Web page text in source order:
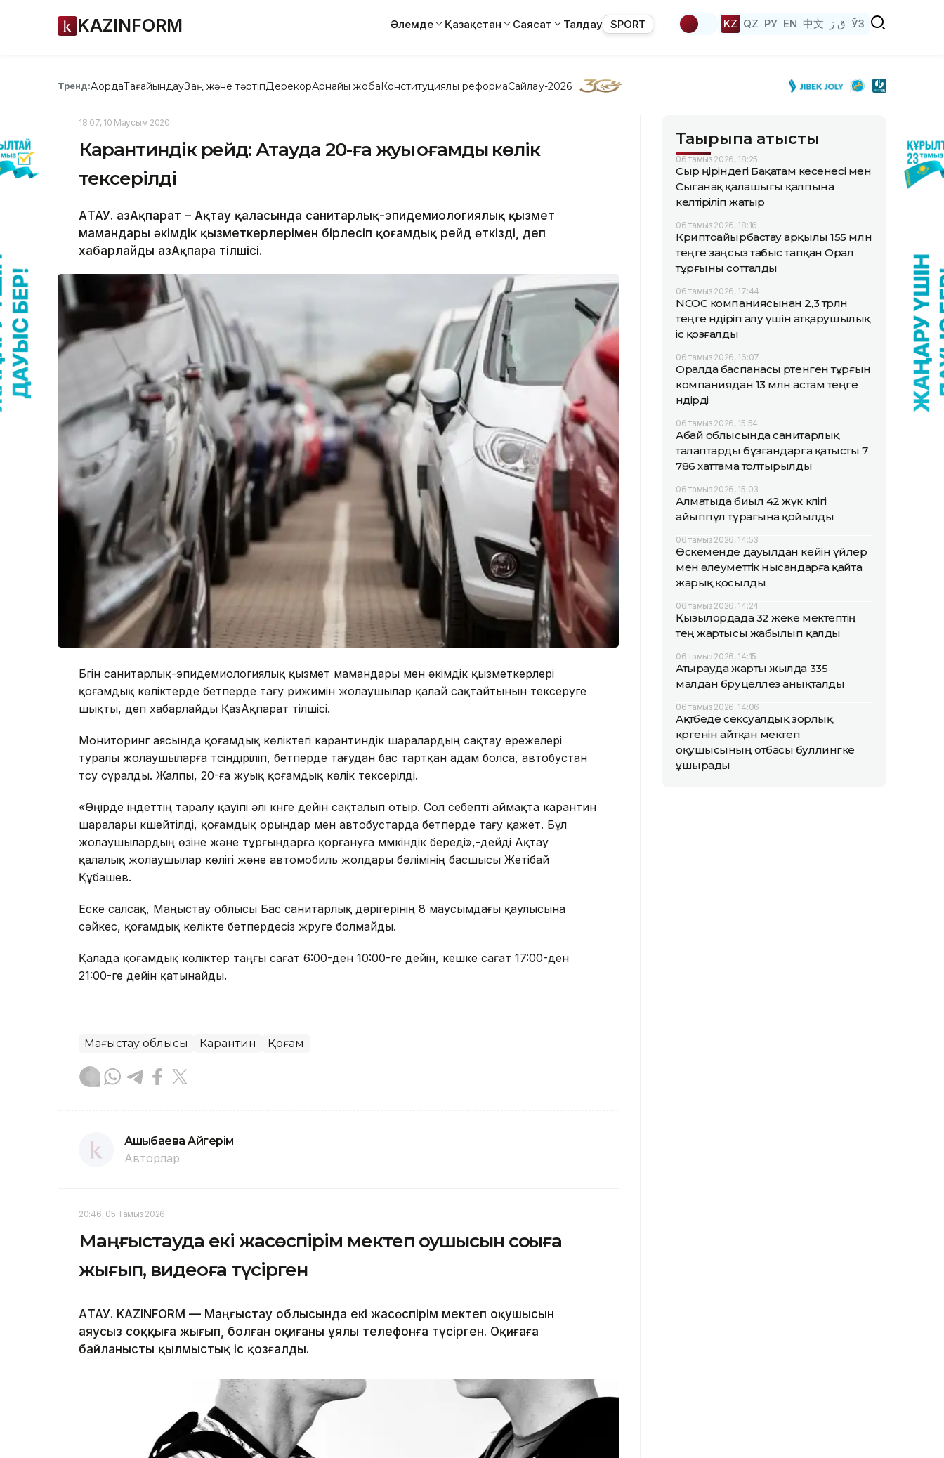
KAZINFORM Әлемде Қазақстан Саясат Талдау SPORT KZ QZ РУ EN 中文 ق ز ЎЗ
Тренд:АқордаТағайындауЗаң және тәртіпДерекқорАрнайы жобаКонституциялық реформаСайлау-2026
18:07, 10 Маусым 2020
Карантиндік рейд: Ақтауда 20-ға жуық қоғамдық көлік
тексерілді
АҚТАУ. ҚазАқпарат – Ақтау қаласында санитарлық-эпидемиологиялық қызмет
мамандары әкімдік қызметкерлерімен бірлесіп қоғамдық рейд өткізді, деп
хабарлайды ҚазАқпара тілшісі.
Бүгін санитарлық-эпидемиологиялық қызмет мамандары мен әкімдік қызметкерлері
қоғамдық көліктерде бетперде тағу рижимін жолаушылар қалай сақтайтынын тексеруге
шықты, деп хабарлайды ҚазАқпарат тілшісі.
Мониторинг аясында қоғамдық көліктегі карантиндік шаралардың сақтау ережелері
туралы жолаушыларға түсіндіріліп, бетперде тағудан бас тартқан адам болса, автобустан
түсу сұралды. Жалпы, 20-ға жуық қоғамдық көлік тексерілді.
«Өңірде індеттің таралу қауіпі әлі күнге дейін сақталып отыр. Сол себепті аймақта карантин
шаралары күшейтілді, қоғамдық орындар мен автобустарда бетперде тағу қажет. Бұл
жолаушылардың өзіне және тұрғындарға қорғануға мүмкіндік береді»,-дейді Ақтау
қалалық жолаушылар көлігі және автомобиль жолдары бөлімінің басшысы Жетібай
Құбашев.
Еске салсақ, Маңыстау облысы Бас санитарлық дәрігерінің 8 маусымдағы қаулысына
сәйкес, қоғамдық көлікте бетпердесіз жүруге болмайды.
Қалада қоғамдық көліктер таңғы сағат 6:00-ден 10:00-ге дейін, кешке сағат 17:00-ден
21:00-ге дейін қатынайды.
Маңғыстау облысы Карантин Қоғам
Ашықбаева Aйгepiм
Авторлар
20:46, 05 Тамыз 2026
Маңғыстауда екі жасөспірім мектеп оқушысын соққыға
жығып, видеоға түсірген
АҚТАУ. KAZINFORM — Маңғыстау облысында екі жасөспірім мектеп оқушысын
аяусыз соққыға жығып, болған оқиғаны ұялы телефонға түсірген. Оқиғаға
байланысты қылмыстық іс қозғалды.
Тақырыпқа қатысты
06 тамыз 2026, 18:25
Сыр өңіріндегі Бақатам кесенесі мен
Сығанақ қалашығы қалпына
келтіріліп жатыр
06 тамыз 2026, 18:16
Криптоайырбастау арқылы 155 млн
теңге заңсыз табыс тапқан Орал
тұрғыны сотталды
06 тамыз 2026, 17:44
NCOC компаниясынан 2,3 трлн
теңге өндіріп алу үшін атқарушылық
іс қозғалды
06 тамыз 2026, 16:07
Оралда баспанасы өртенген тұрғын
компаниядан 13 млн астам теңге
өндірді
06 тамыз 2026, 15:54
Абай облысында санитарлық
талаптарды бұзғандарға қатысты 7
786 хаттама толтырылды
06 тамыз 2026, 15:03
Алматыда биыл 42 жүк көлігі
айыппұл тұрағына қойылды
06 тамыз 2026, 14:53
Өскеменде дауылдан кейін үйлер
мен әлеуметтік нысандарға қайта
жарық қосылды
06 тамыз 2026, 14:24
Қызылордада 32 жеке мектептің
тең жартысы жабылып қалды
06 тамыз 2026, 14:15
Атырауда жарты жылда 335
малдан бруцеллез анықталды
06 тамыз 2026, 14:06
Ақтөбеде сексуалдық зорлық
көргенін айтқан мектеп
оқушысының отбасы буллингке
ұшырады